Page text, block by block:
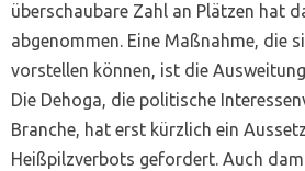
überschaubare Zahl an Plätzen hat
abgenommen. Eine Maßnahme, die
vorstellen können, ist die
Die Dehoga, die politische
Branche, hat erst kürzlich ein
Heißpilzverbots gefordert. Auch